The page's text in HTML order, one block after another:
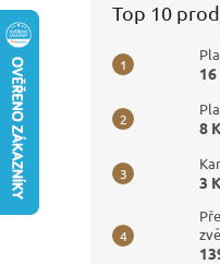
Top 10
16
8
3